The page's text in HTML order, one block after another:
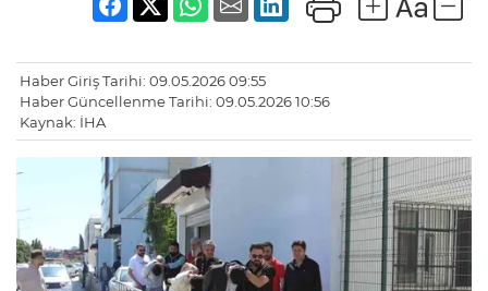
Haber Giriş Tarihi: 09.05.2026 09:55
Haber Güncellenme Tarihi: 09.05.2026 10:56
Kaynak: İHA